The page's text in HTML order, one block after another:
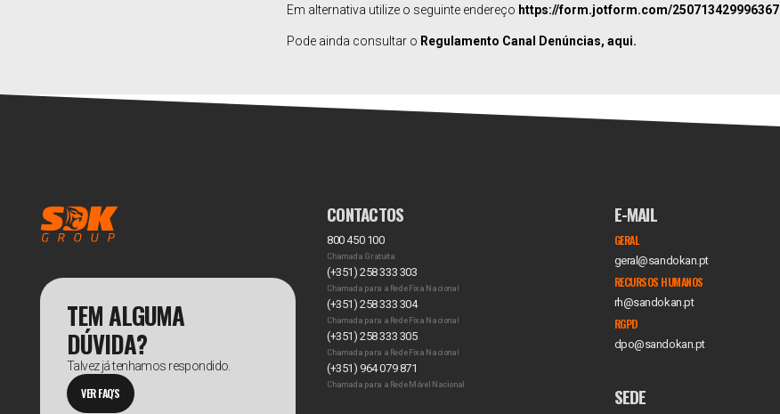
Em alternativa utilize o seguinte endereço https://form.jotform.com/250713429996367
Pode ainda consultar o Regulamento Canal Denúncias, aqui.
TEM ALGUMA
DÚVIDA?
Talvez já tenhamos respondido.
VER FAQ'S
CONTACTOS
800 450 100
Chamada Gratuita
(+351) 258 333 303
Chamada para a Rede Fixa Nacional
(+351) 258 333 304
Chamada para a Rede Fixa Nacional
(+351) 258 333 305
Chamada para a Rede Fixa Nacional
(+351) 964 079 871
Chamada para a Rede Móvel Nacional
E-MAIL
GERAL
geral@sandokan.pt
RECURSOS HUMANOS
rh@sandokan.pt
RGPD
dpo@sandokan.pt
SEDE